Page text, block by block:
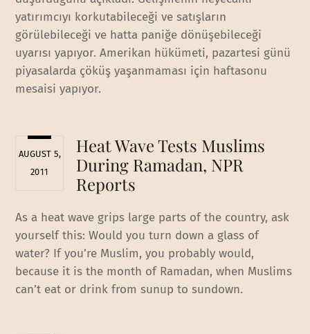
yatırımcıyı korkutabileceği ve satışların
görülebileceği ve hatta paniğe dönüşebileceği
uyarısı yapıyor. Amerikan hükümeti, pazartesi günü
piyasalarda çöküş yaşanmaması için haftasonu
mesaisi yapıyor.
AUGUST 5,
2011
Heat Wave Tests Muslims
During Ramadan, NPR
Reports
As a heat wave grips large parts of the country, ask
yourself this: Would you turn down a glass of
water? If you’re Muslim, you probably would,
because it is the month of Ramadan, when Muslims
can’t eat or drink from sunup to sundown.